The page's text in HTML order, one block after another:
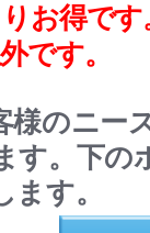
お得です
です。
様のニー
す。下の
す。